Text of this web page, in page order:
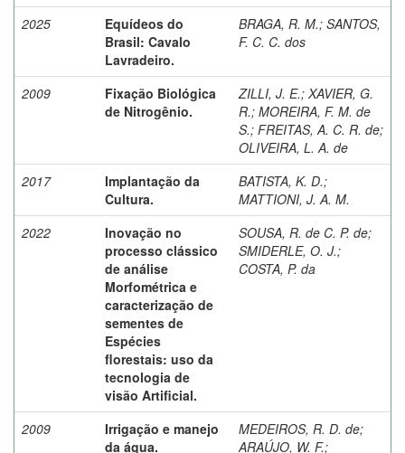
2025
Equídeos do
Brasil: Cavalo
Lavradeiro.
BRAGA, R. M.; SANTOS,
F. C. C. dos
2009
Fixação Biológica
de Nitrogênio.
ZILLI, J. E.; XAVIER, G.
R.; MOREIRA, F. M. de
S.; FREITAS, A. C. R. de;
OLIVEIRA, L. A. de
2017
Implantação da
Cultura.
BATISTA, K. D.;
MATTIONI, J. A. M.
2022
Inovação no
processo clássico
de análise
Morfométrica e
caracterização de
sementes de
Espécies
florestais: uso da
tecnologia de
visão Artificial.
SOUSA, R. de C. P. de;
SMIDERLE, O. J.;
COSTA, P. da
2009
Irrigação e manejo
da água.
MEDEIROS, R. D. de;
ARAÚJO, W. F.;